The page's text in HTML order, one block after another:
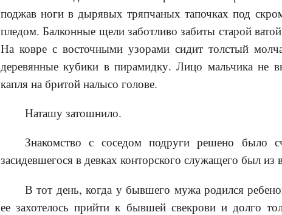
поджав ноги в дырявых тряпчаных тапочках под
пледом. Балконные щели заботливо забиты старой
На ковре с восточными узорами сидит толстый
деревянные кубики в пирамидку. Лицо мальчика не
капля на бритой налысо голове.
Наташу затошнило.
Знакомство с соседом подруги решено было
засидевшегося в девках конторского служащего был из
В тот день, когда у бывшего мужа родился
ее захотелось прийти к бывшей свекрови и долго